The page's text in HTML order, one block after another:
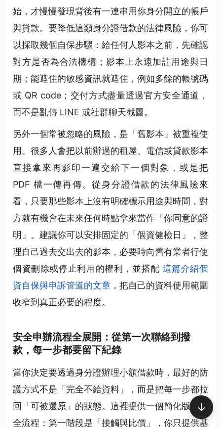
始，才慢慢發現背後有一連串用你身分開立的帳戶
與貸款。要降低這類身分證借款的法律風險，你可
以採取幾個自保步驟：給任何人影本之前，先確認
對方是否為合法機構；影本上永遠加註用途與日
期；能遮住的敏感資訊就遮住，例如多餘的帳號碼
或 QR code；交付方式盡量透過官方安全通道，
而不是亂傳 LINE 或社群聊天截圖。
另外一個常被忽略的風險，是「舊影本」被重複使
用。很多人會把以前辦過的租屋、電信或貸款影本
直接拿來再影印一遍交給下一個對象，或是把
PDF 檔一傳再傳。從身分證借款的法律風險來
看，只要那些影本上沒有明確標示用途與時間，對
方就有機會在未來任何時點拿來當作「你同意的證
明」。建議你可以安排固定的「個資健檢日」，整
理自己過去交出去的影本，必要時向舊有業者行使
個資刪除或停止利用的權利，並搭配 這篇介紹個
資自保與申訴管道的文章 ，把自己的資料使用範圍
收窄到真正必要的程度。
安全申辦流程全展開：從第一次聯絡到撥
款，每一步都要留下紀錄
當你決定要透過身分證辦理小額借款時，最好的防
護方式不是「完全不給資料」，而是把每一步都拉
回「可被還原」的狀態。這裡提供一個簡化版的安
全流程：第一階段是「接觸與比價」，你只提供基
↓